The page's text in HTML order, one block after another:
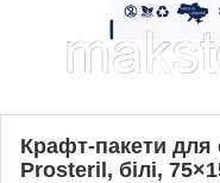
Крафт-пакети для
Prosteril, білі,